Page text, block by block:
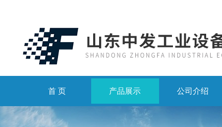
首 页 产品展示 公司介绍